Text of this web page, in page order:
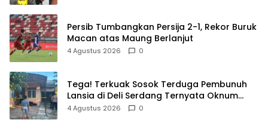
Persib Tumbangkan Persija 2-1, Rekor Buruk
Macan atas Maung Berlanjut
4 Agustus 2026 0
Tega! Terkuak Sosok Terduga Pembunuh
Lansia di Deli Serdang Ternyata Oknum
Polisi Tetangga Korban
4 Agustus 2026 0